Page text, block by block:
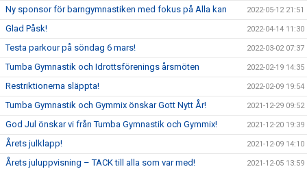
Ny sponsor för barngymnastiken med fokus på Alla kan 2022-05-12 21:51
Glad Påsk! 2022-04-14 11:30
Testa parkour på söndag 6 mars! 2022-03-02 07:37
Tumba Gymnastik och Idrottsförenings årsmöten 2022-02-19 14:35
Restriktionerna släppta! 2022-02-09 19:54
Tumba Gymnastik och Gymmix önskar Gott Nytt År! 2021-12-29 09:52
God Jul önskar vi från Tumba Gymnastik och Gymmix! 2021-12-20 19:39
Årets julklapp! 2021-12-09 14:10
Årets juluppvisning – TACK till alla som var med! 2021-12-05 13:59